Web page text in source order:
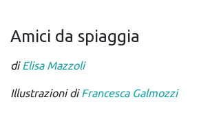
Amici da spiaggia
diElisa Mazzoli
Illustrazioni diFrancesca Galmozzi